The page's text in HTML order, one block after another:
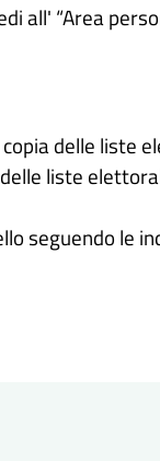
all' “Area
delle liste
liste
seguendo le